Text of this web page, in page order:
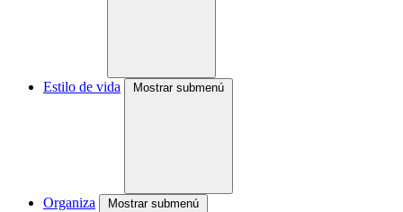
Estilo de vida Mostrar submenú
Organiza Mostrar submenú